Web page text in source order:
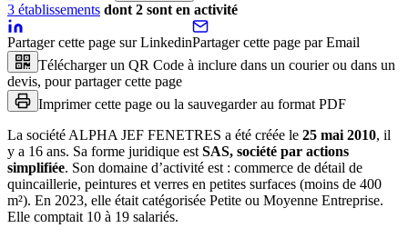
3 établissements dont 2 sont en activité
Partager cette page sur LinkedinPartager cette page par Email
Télécharger un QR Code à inclure dans un courier ou dans un
devis, pour partager cette page
Imprimer cette page ou la sauvegarder au format PDF
La société ALPHA JEF FENETRES a été créée le 25 mai 2010, il
y a 16 ans. Sa forme juridique est SAS, société par actions
simplifiée. Son domaine d’activité est : commerce de détail de
quincaillerie, peintures et verres en petites surfaces (moins de 400
m²). En 2023, elle était catégorisée Petite ou Moyenne Entreprise.
Elle comptait 10 à 19 salariés.